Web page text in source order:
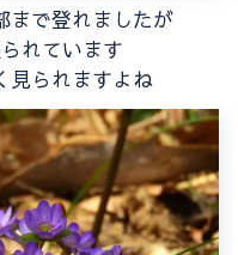
まで登れましたが
れています
見られますよね